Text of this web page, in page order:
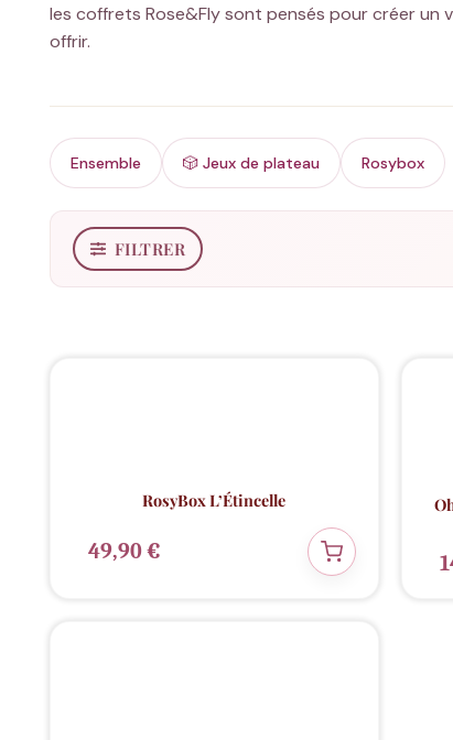
les coffrets Rose&Fly sont pensés pour créer un
offrir.
Ensemble 🎲 Jeux de plateau Rosybox
FILTRER
RosyBox L’Étincelle
49,90€